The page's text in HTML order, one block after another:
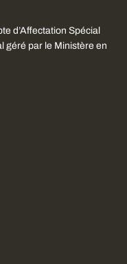
d’Affectation Spécial
géré par le Ministère en